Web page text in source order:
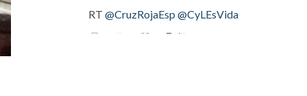
RT @CruzRojaEsp @CyLEsVida
Twitter